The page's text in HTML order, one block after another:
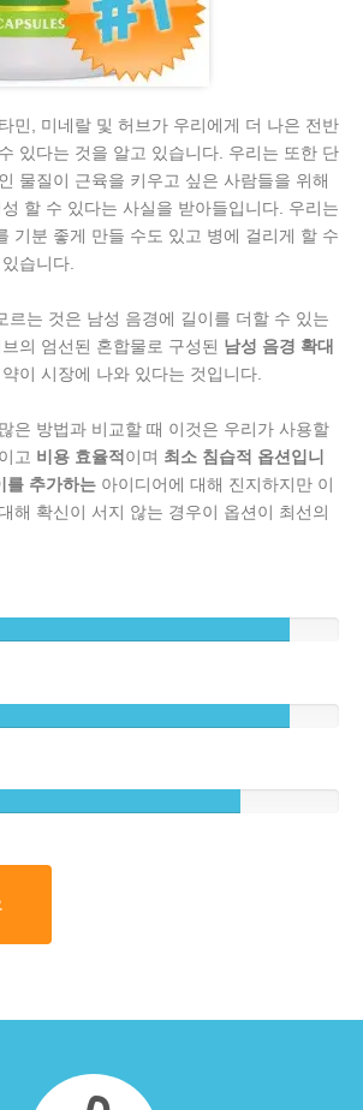
민, 미네랄 및 허브가 우리에게 더 나은 전반
있다는 것을 알고 있습니다. 우리는 또한 단
물질이 근육을 키우고 싶은 사람들을 위해
할 수 있다는 사실을 받아들입니다. 우리는
기분 좋게 만들 수도 있고 병에 걸리게 할 수
습니다.
르는 것은 남성 음경에 길이를 더할 수 있는
의 엄선된 혼합물로 구성된 남성 음경 확대
약이 시장에 나와 있다는 것입니다.
은 방법과 비교할 때 이것은 우리가 사용할
고 비용 효율적 이며 최소 침습적 옵션입니
를 추가하는 아이디어에 대해 진지하지만 이
해 확신이 서지 않는 경우이 옵션이 최선의